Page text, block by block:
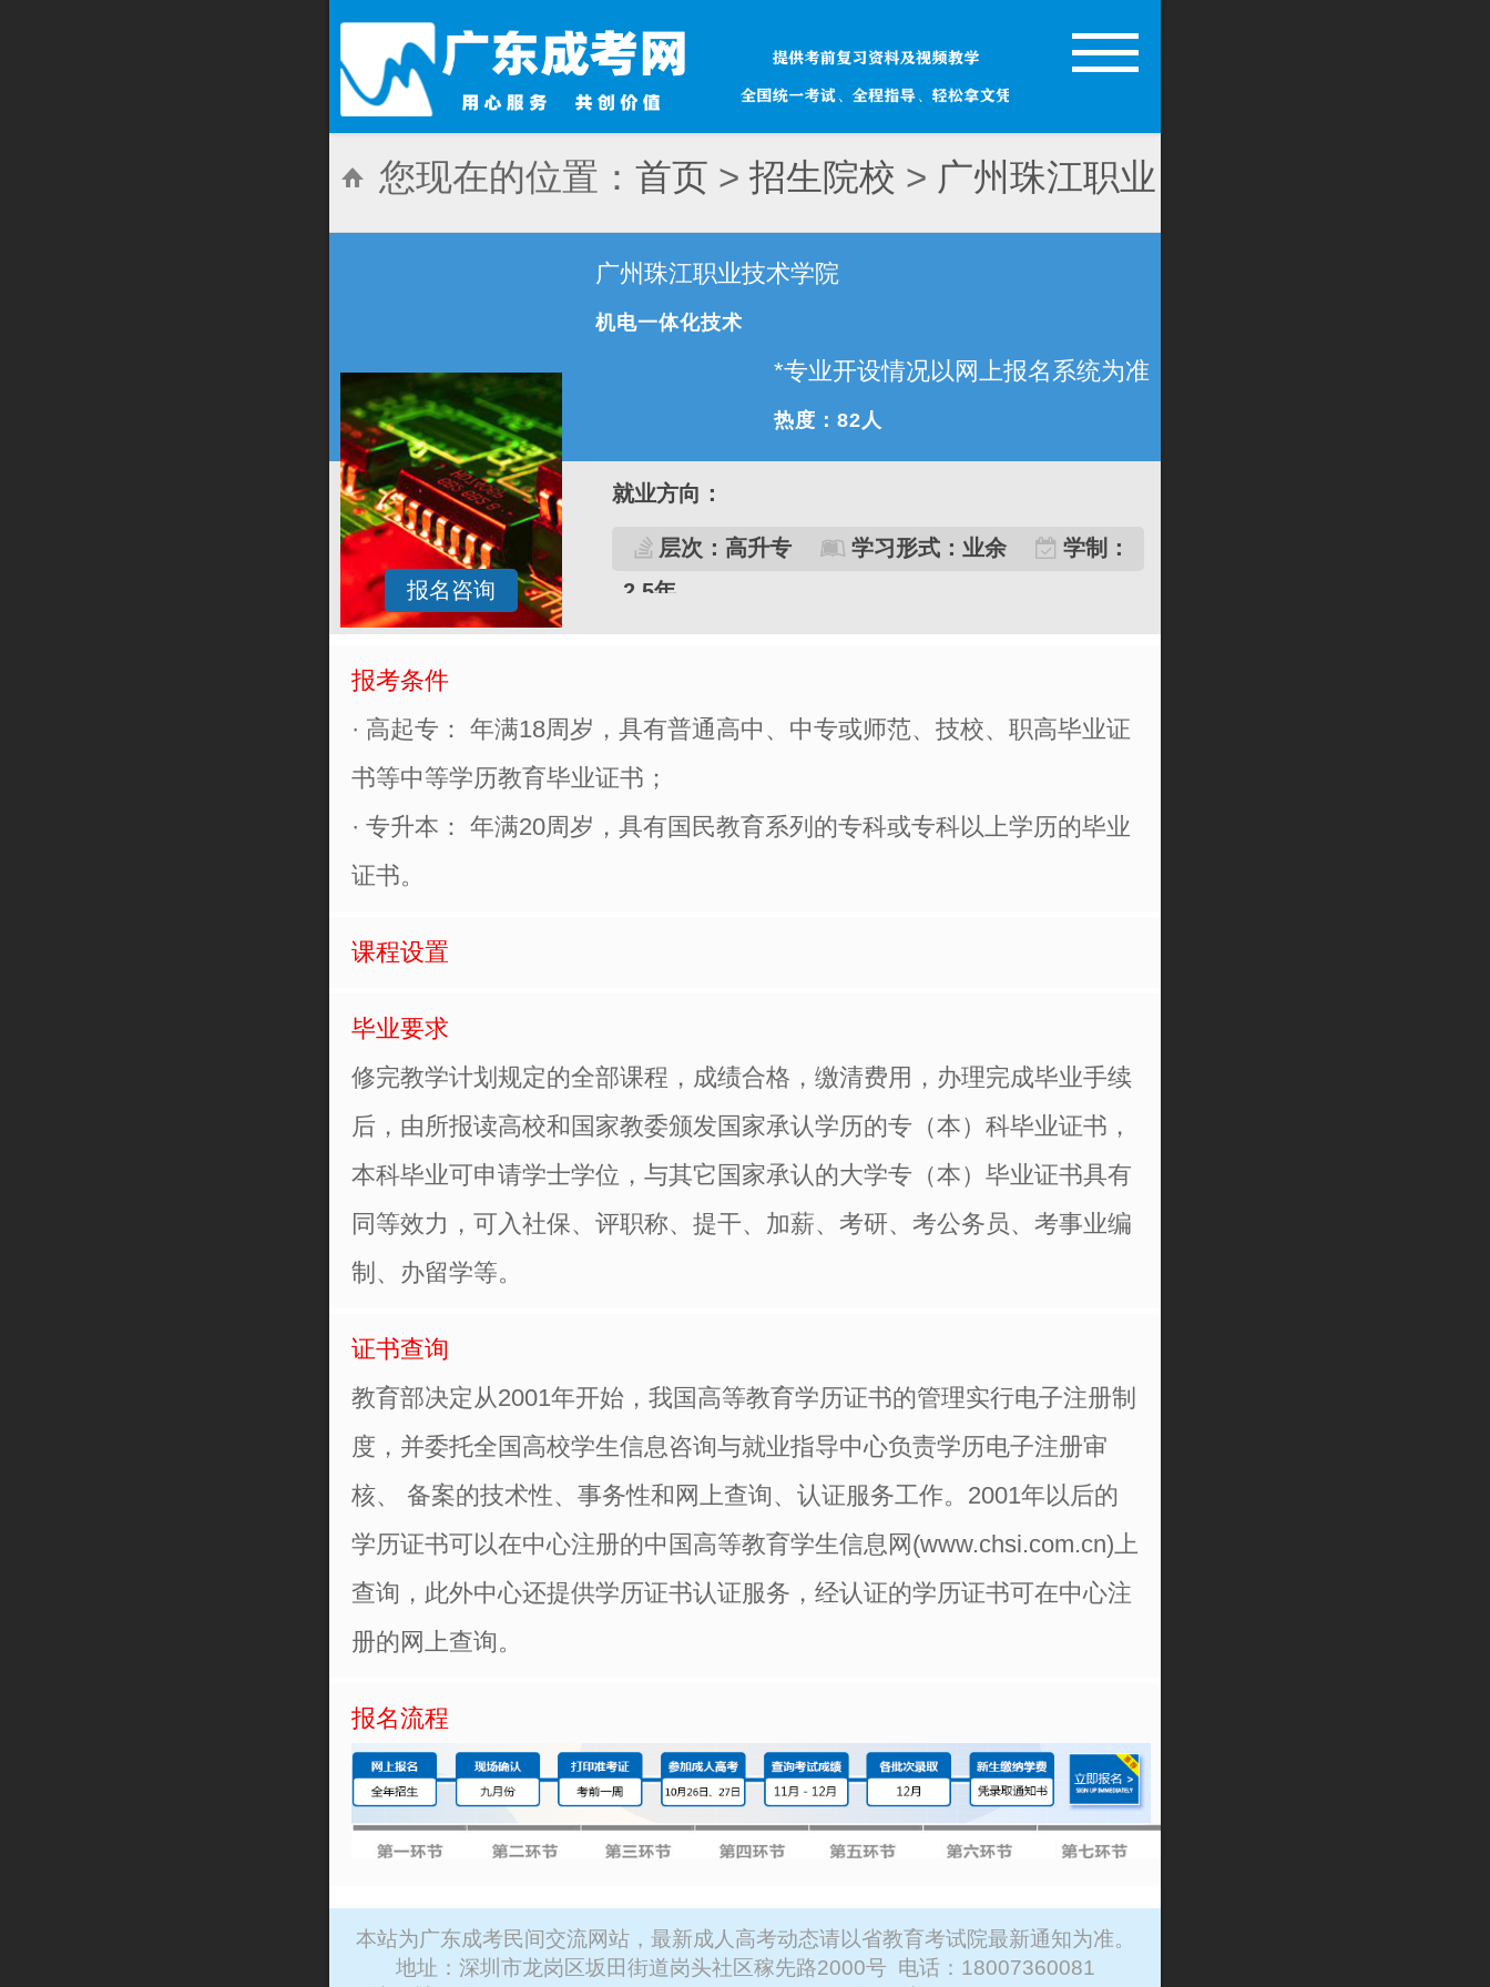
您现在的位置： 首页 > 招生院校 > 广州珠江职业
广州珠江职业技术学院
机电一体化技术
*专业开设情况以网上报名系统为准
热度： 82人
就业方向：
层次：高升专 学习形式：业余
学制：
2.5年
报名咨询
报考条件
· 高起专： 年满18周岁，具有普通高中、中专或师范、技校、职高毕业证
书等中等学历教育毕业证书；
· 专升本： 年满20周岁，具有国民教育系列的专科或专科以上学历的毕业
证书。
课程设置
毕业要求
修完教学计划规定的全部课程，成绩合格，缴清费用，办理完成毕业手续
后，由所报读高校和国家教委颁发国家承认学历的专（本）科毕业证书，
本科毕业可申请学士学位，与其它国家承认的大学专（本）毕业证书具有
同等效力，可入社保、评职称、提干、加薪、考研、考公务员、考事业编
制、办留学等。
证书查询
教育部决定从2001年开始，我国高等教育学历证书的管理实行电子注册制
度，并委托全国高校学生信息咨询与就业指导中心负责学历电子注册审
核、 备案的技术性、事务性和网上查询、认证服务工作。2001年以后的
学历证书可以在中心注册的中国高等教育学生信息网(www.chsi.com.cn)上
查询，此外中心还提供学历证书认证服务，经认证的学历证书可在中心注
册的网上查询。
报名流程
本站为广东成考民间交流网站，最新成人高考动态请以省教育考试院最新通知为准。
地址：深圳市龙岗区坂田街道岗头社区稼先路2000号 电话： 18007360081